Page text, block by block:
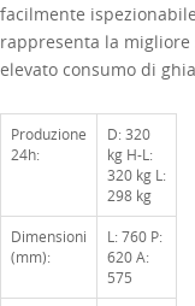
facilmente
rappresenta la
elevato consumo di
Produzione
24h:
D: 320
kg H-L:
320 kg L:
298 kg
Dimensioni
(mm):
L: 760 P:
620 A:
575